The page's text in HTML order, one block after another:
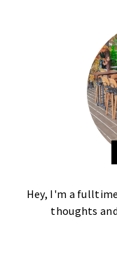
Hey, I'm a
thoughts